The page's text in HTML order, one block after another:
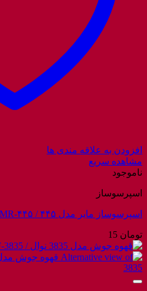
افزودن به علاقه مندی ها
مشاهده سریع
ناموجود
اسپرسوساز
اسپرسوساز مایر مدل ۴۴۵ / maier MR-۴۴۵
تومان